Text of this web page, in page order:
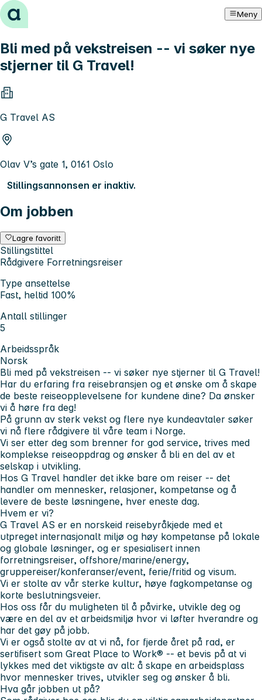
Hopp til innhold Meny
Bli med på vekstreisen -- vi søker nye
stjerner til G Travel!
G Travel AS
Olav V’s gate 1, 0161 Oslo
Stillingsannonsen er inaktiv.
Om jobben
Lagre favoritt
Stillingstittel
Rådgivere Forretningsreiser
Type ansettelse
Fast, heltid 100%
Antall stillinger
5
Arbeidsspråk
Norsk
Bli med på vekstreisen -- vi søker nye stjerner til G Travel!
Har du erfaring fra reisebransjen og et ønske om å skape
de beste reiseopplevelsene for kundene dine? Da ønsker
vi å høre fra deg!
På grunn av sterk vekst og flere nye kundeavtaler søker
vi nå flere rådgivere til våre team i Norge.
Vi ser etter deg som brenner for god service, trives med
komplekse reiseoppdrag og ønsker å bli en del av et
selskap i utvikling.
Hos G Travel handler det ikke bare om reiser -- det
handler om mennesker, relasjoner, kompetanse og å
levere de beste løsningene, hver eneste dag.
Hvem er vi?
G Travel AS er en norskeid reisebyråkjede med et
utpreget internasjonalt miljø og høy kompetanse på lokale
og globale løsninger, og er spesialisert innen
forretningsreiser, offshore/marine/energy,
gruppereiser/konferanser/event, ferie/fritid og visum.
Vi er stolte av vår sterke kultur, høye fagkompetanse og
korte beslutningsveier.
Hos oss får du muligheten til å påvirke, utvikle deg og
være en del av et arbeidsmiljø hvor vi løfter hverandre og
har det gøy på jobb.
Vi er også stolte av at vi nå, for fjerde året på rad, er
sertifisert som Great Place to Work® -- et bevis på at vi
lykkes med det viktigste av alt: å skape en arbeidsplass
hvor mennesker trives, utvikler seg og ønsker å bli.
Hva går jobben ut på?